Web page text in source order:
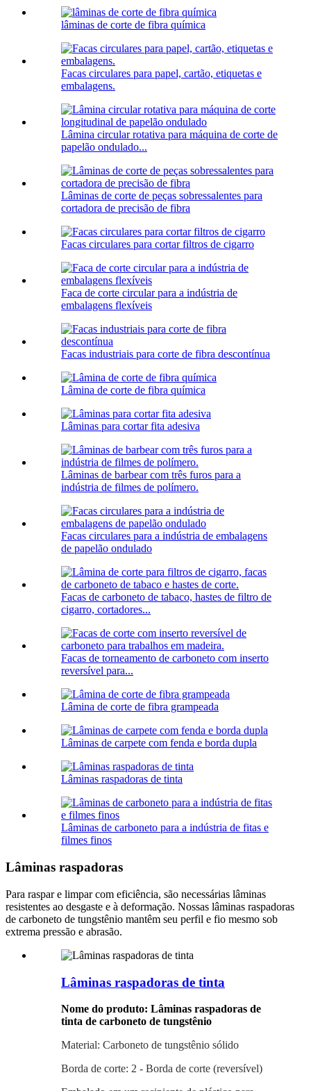
lâminas de corte de fibra química
Facas circulares para papel, cartão, etiquetas e
embalagens.
Lâmina circular rotativa para máquina de corte de
papelão ondulado...
Lâminas de corte de peças sobressalentes para
cortadora de precisão de fibra
Facas circulares para cortar filtros de cigarro
Faca de corte circular para a indústria de
embalagens flexíveis
Facas industriais para corte de fibra descontínua
Lâmina de corte de fibra química
Lâminas para cortar fita adesiva
Lâminas de barbear com três furos para a
indústria de filmes de polímero.
Facas circulares para a indústria de embalagens
de papelão ondulado
Facas de carboneto de tabaco, hastes de filtro de
cigarro, cortadores...
Facas de torneamento de carboneto com inserto
reversível para...
Lâmina de corte de fibra grampeada
Lâminas de carpete com fenda e borda dupla
Lâminas raspadoras de tinta
Lâminas de carboneto para a indústria de fitas e
filmes finos
Lâminas raspadoras
Para raspar e limpar com eficiência, são necessárias lâminas
resistentes ao desgaste e à deformação. Nossas lâminas raspadoras
de carboneto de tungstênio mantêm seu perfil e fio mesmo sob
extrema pressão e abrasão.
Lâminas raspadoras de tinta
Nome do produto: Lâminas raspadoras de
tinta de carboneto de tungstênio
Material: Carboneto de tungstênio sólido
Borda de corte: 2 - Borda de corte (reversível)